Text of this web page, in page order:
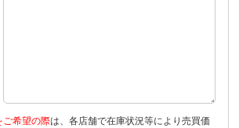
ご希望の際は、各店舗で在庫状況等により売買価